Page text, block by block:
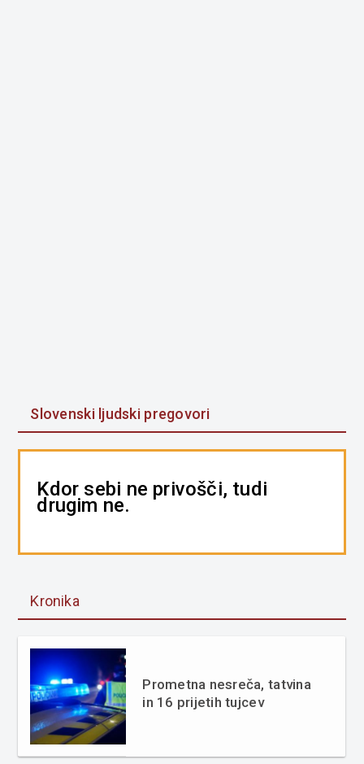
Slovenski ljudski pregovori
Kdor sebi ne privošči, tudi
drugim ne.
Kronika
Prometna nesreča, tatvina
in 16 prijetih tujcev